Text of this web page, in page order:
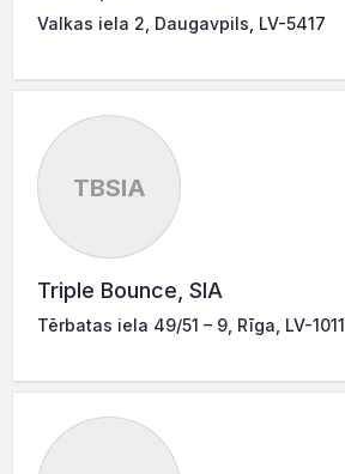
Valkas iela 2, Daugavpils, LV-5417
TBSIA
Triple Bounce, SIA
Tērbatas iela 49/51 – 9, Rīga, LV-1011